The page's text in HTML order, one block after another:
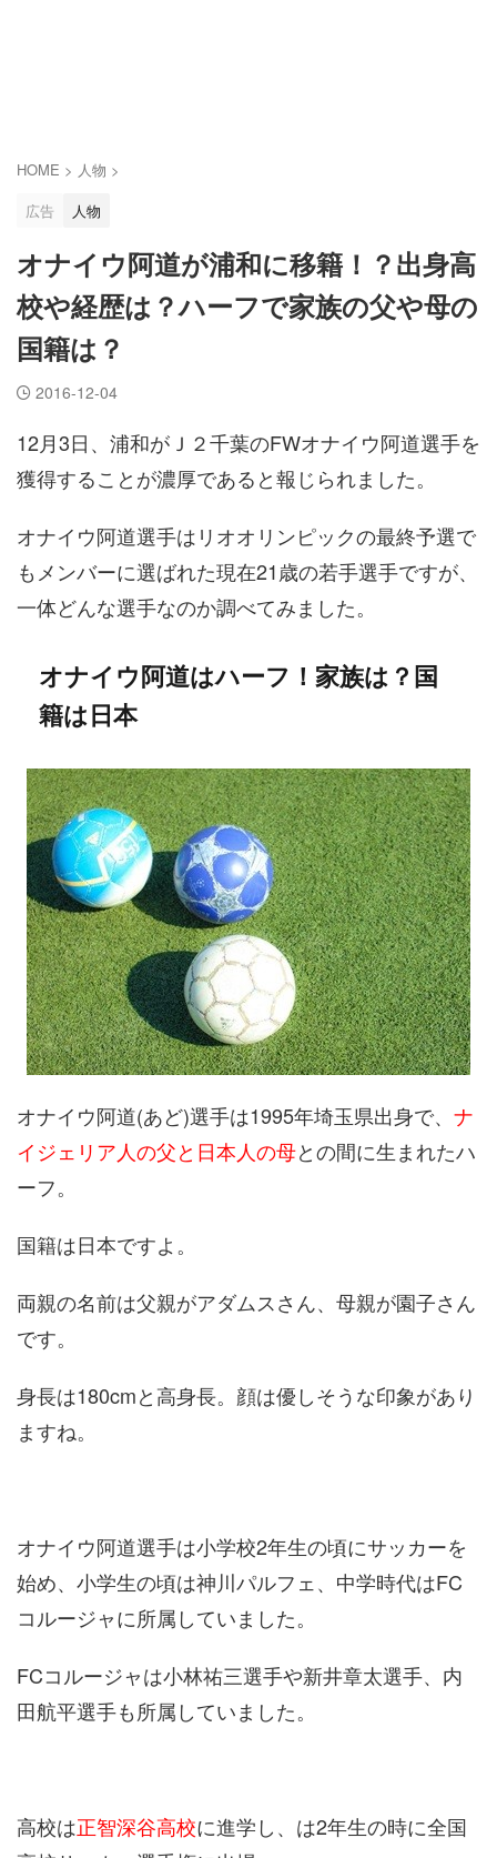
HOME > 人物 >
広告
人物
オナイウ阿道が浦和に移籍！？出身高
校や経歴は？ハーフで家族の父や母の
国籍は？
2016-12-04
12月3日、浦和がＪ２千葉のFWオナイウ阿道選手を
獲得することが濃厚であると報じられました。
オナイウ阿道選手はリオオリンピックの最終予選で
もメンバーに選ばれた現在21歳の若手選手ですが、
一体どんな選手なのか調べてみました。
オナイウ阿道はハーフ！家族は？国
籍は日本
オナイウ阿道(あど)選手は1995年埼玉県出身で、 ナ
イジェリア人の父と日本人の母との間に生まれたハ
ーフ。
国籍は日本ですよ。
両親の名前は父親がアダムスさん、母親が園子さん
です。
身長は180cmと高身長。顔は優しそうな印象があり
ますね。
オナイウ阿道選手は小学校2年生の頃にサッカーを
始め、小学生の頃は神川パルフェ、中学時代はFC
コルージャに所属していました。
FCコルージャは小林祐三選手や新井章太選手、内
田航平選手も所属していました。
高校は正智深谷高校に進学し、は2年生の時に全国